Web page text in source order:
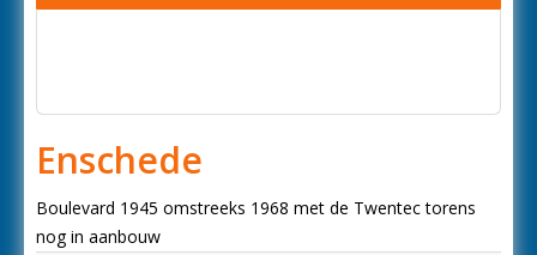
Enschede
Boulevard 1945 omstreeks 1968 met de Twentec torens
nog in aanbouw